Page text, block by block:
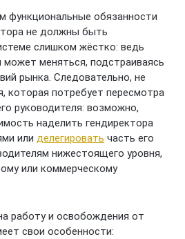
функциональные обязанности
не должны быть
слишком жёстко: ведь
может меняться, подстраиваясь
рынка. Следовательно, не
которая потребует пересмотра
руководителя: возможно,
наделить гендиректора
или делегировать часть его
нижестоящего уровня,
или коммерческому
работу и освобождения от
свои особенности: